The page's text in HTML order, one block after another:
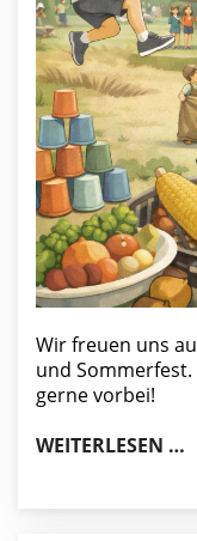
Wir freuen uns
und
gerne vorbei!
WEITERLESEN …